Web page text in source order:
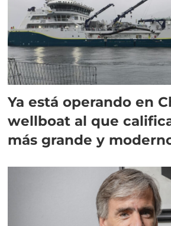
Ya está operando en
wellboat al que
más grande y